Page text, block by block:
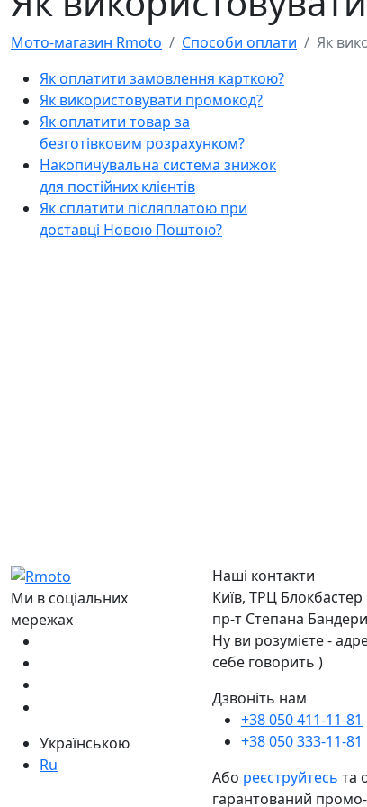
Мото-магазин Rmoto Способи оплати
Як
Як оплатити замовлення карткою?
Як використовувати промокод?
Як оплатити товар за
безготівковим розрахунком?
Накопичувальна система знижок
для постійних клієнтів
Як сплатити післяплатою при
доставці Новою Поштою?
Ми в соціальних
мережах
Українською
Ru
Наші контакти
Київ, ТРЦ Блокбастер
пр-т Степана
Ну ви розумієте -
себе говорить )
Дзвоніть нам
+38 050 411-11-81
+38 050 333-11-81
Або реєструйтесь та
гарантований